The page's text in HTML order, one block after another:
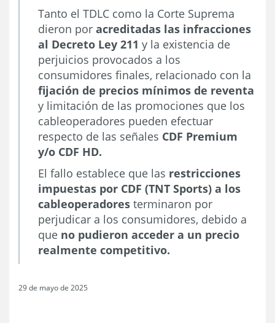
Tanto el TDLC como la Corte Suprema
dieron por acreditadas las infracciones
al Decreto Ley 211 y la existencia de
perjuicios provocados a los
consumidores finales, relacionado con la
fijación de precios mínimos de reventa
y limitación de las promociones que los
cableoperadores pueden efectuar
respecto de las señales CDF Premium
y/o CDF HD.
El fallo establece que las restricciones
impuestas por CDF (TNT Sports) a los
cableoperadores terminaron por
perjudicar a los consumidores, debido a
que no pudieron acceder a un precio
realmente competitivo.
29 de mayo de 2025